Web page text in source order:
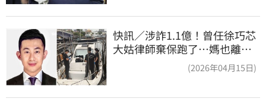
快訊／涉詐1.1億！曾任徐巧芯
大姑律師棄保跑了…媽也離
(2026年04月15日)